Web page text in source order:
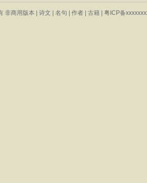
非商用版本 | 诗文 名句 作者 古籍 粤ICP备